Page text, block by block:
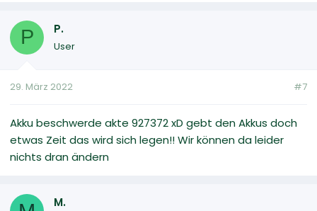
P P.
User
29. März 2022 #7
Akku beschwerde akte 927372 xD gebt den Akkus doch
etwas Zeit das wird sich legen!! Wir können da leider
nichts dran ändern
M.